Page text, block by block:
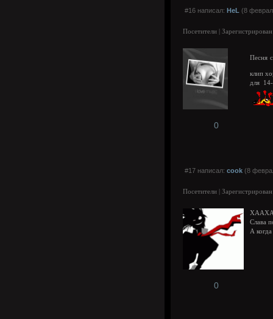
#16 написал: HeL (8
Посетители |
Песня
клип
для
0
#17 написал: cook (8
Посетители |
Слава
А
0